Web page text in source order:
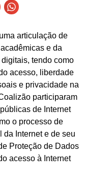
articulação de
e da
tendo como
acesso, liberdade
e privacidade na
participaram
de Internet
o processo de
Internet e de seu
Proteção de Dados
acesso à Internet